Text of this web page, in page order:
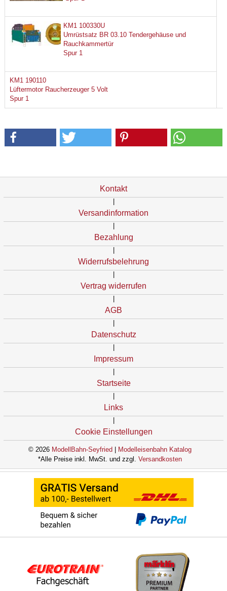
KM1 100330U
Umrüstsatz BR 03.10 Tendergehäuse und
Rauchkammertür
Spur 1
KM1 190110
Lüftermotor Raucherzeuger 5 Volt
Spur 1
Kontakt
Versandinformation
Bezahlung
Widerrufsbelehrung
Vertrag widerrufen
AGB
Datenschutz
Impressum
Startseite
Links
Cookie Einstellungen
© 2026 ModellBahn-Seyfried
Modelleisenbahn Katalog
*Alle Preise inkl. MwSt. und zzgl. Versandkosten